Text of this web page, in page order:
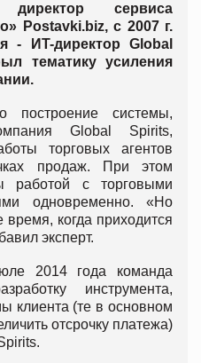
сервиса
Postavki.biz, с 2007 г.
- ИT-директор Global
тематику усиления
построение системы,
Global Spirits,
торговых агентов
продаж. При этом
работой с торговыми
одновременно. «Но
время, когда приходится
эксперт.
2014 года команда
инструмента,
клиента (те в основном
отсрочку платежа)